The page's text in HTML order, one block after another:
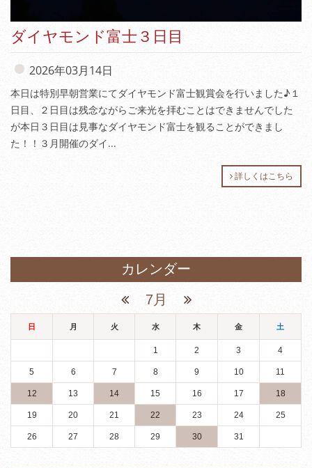
ダイヤモンド富士３日目
2026年03月14日
本日は特別早朝営業にてダイヤモンド富士観賞会を行いました♪１
日目、２日目は残念ながらご来光を拝むことはできませんでした
が本日３日目は見事なダイヤモンド富士を観ることができまし
た！！３月開催のダイ...
詳しくはこちら
カレンダー
7月
日 月 火 水 木 金 土
1 2 3 4
5 6 7 8 9 10 11
12 13 14 15 16 17 18
19 20 21 22 23 24 25
26 27 28 29 30 31